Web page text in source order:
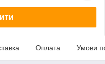
Оплата Умови